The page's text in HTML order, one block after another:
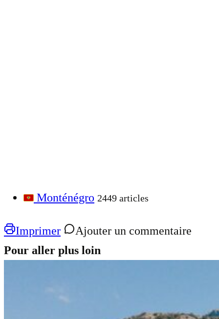
Monténégro 2449 articles
Imprimer
Ajouter un commentaire
Pour aller plus loin